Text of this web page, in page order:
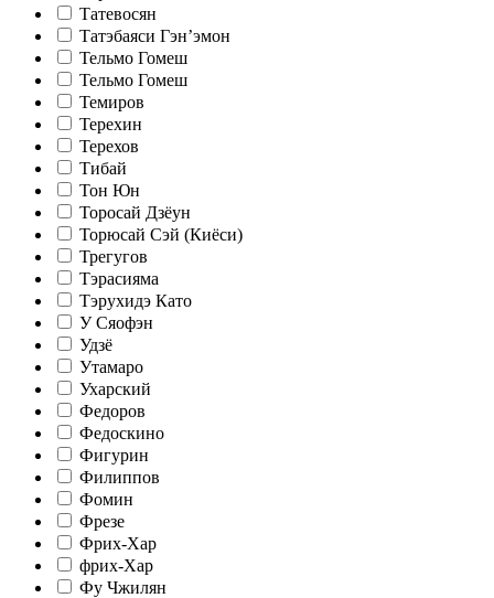
Татевосян
Татэбаяси Гэн’эмон
Тельмо Гомеш
Тельмо Гомеш
Темиров
Терехин
Терехов
Тибай
Тон Юн
Торосай Дзёун
Торюсай Сэй (Киёси)
Трегугов
Тэрасияма
Тэрухидэ Като
У Сяофэн
Удзё
Утамаро
Ухарский
Федоров
Федоскино
Фигурин
Филиппов
Фомин
Фрезе
Фрих-Хар
фрих-Хар
Фу Чжилян